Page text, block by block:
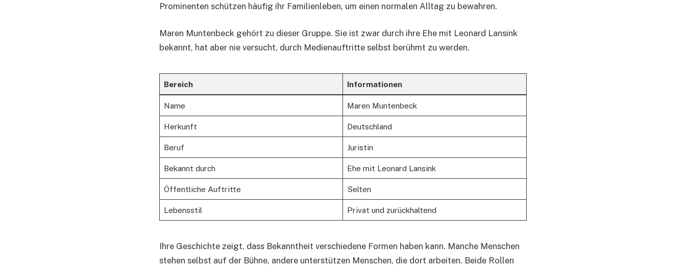
Prominenten schützen häufig ihr Familienleben, um einen normalen Alltag zu bewahren.
Maren Muntenbeck gehört zu dieser Gruppe. Sie ist zwar durch ihre Ehe mit Leonard Lansink
bekannt, hat aber nie versucht, durch Medienauftritte selbst berühmt zu werden.
Bereich Informationen
Name Maren Muntenbeck
Herkunft Deutschland
Beruf Juristin
Bekannt durch Ehe mit Leonard Lansink
Öffentliche Auftritte Selten
Lebensstil Privat und zurückhaltend
Ihre Geschichte zeigt, dass Bekanntheit verschiedene Formen haben kann. Manche Menschen
stehen selbst auf der Bühne, andere unterstützen Menschen, die dort arbeiten. Beide Rollen